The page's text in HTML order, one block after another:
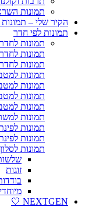
תמונות
הקיר שלי –
תמונות לפי חדר
תמונות
תמונות
תמונות
תמונות
תמונות
תמונות
תמונות
תמונות
תמונות
תמונות
תמונות לסלון
זוגות
NEXTGEN 🤍